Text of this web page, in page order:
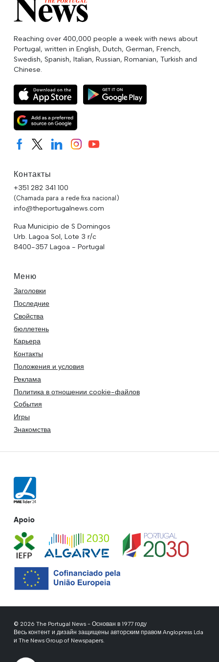
Reaching over 400,000 people a week with news about
Portugal, written in English, Dutch, German, French,
Swedish, Spanish, Italian, Russian, Romanian, Turkish and
Chinese.
Контакты
+351 282 341 100
(Chamada para a rede fixa nacional)
info@theportugalnews.com
Rua Municipio de S Domingos
Urb. Lagoa Sol, Lote 3 r/c
8400-357 Lagoa - Portugal
Меню
Заголовки
Последние
Свойства
бюллетень
Карьера
Контакты
Положения и условия
Реклама
Политика в отношении cookie-файлов
События
Игры
Знакомства
Apoio
© 2026 The Portugal News - Основан в 1977 году
Весь контент и дизайн защищены авторским правом Anglopress Lda
и The News Group of Newspapers.